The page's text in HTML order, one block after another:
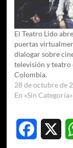
El Teatro Lido
puertas
dialogar sobre
televisión y teatro
Colombia.
28 de octubre de
En «Sin Categoría»
Facebook